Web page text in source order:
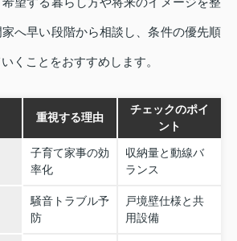
へ早い段階から相談し、条件の優先順
くことをおすすめします。
重視する理由
チェックのポイ
ント
子育て家事の効
率化
収納量と動線バ
ランス
騒音トラブル予
防
戸境壁仕様と共
用設備